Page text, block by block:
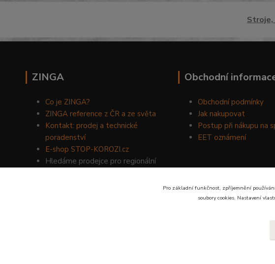
Stroje,
ZINGA
Co je ZINGA?
ZINGA reference z ČR a ze světa
Kontakt: prodej a technické
poradenství
E-shop STOP-KOROZI.cz
Hledáme prodejce pro regionální
Obchodní
Obchodní podmínky
Jak nakupovat
Postup při nákupu na
EET oznámení
Pro základní funkčnost, zpříjemnění
soubory cookies. Nastavení